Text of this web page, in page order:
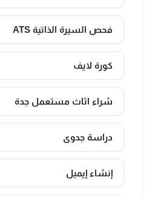
فحص السيرة الذاتية ATS
كورة لايف
شراء اثاث مستعمل جدة
دراسة جدوى
إنشاء إيميل